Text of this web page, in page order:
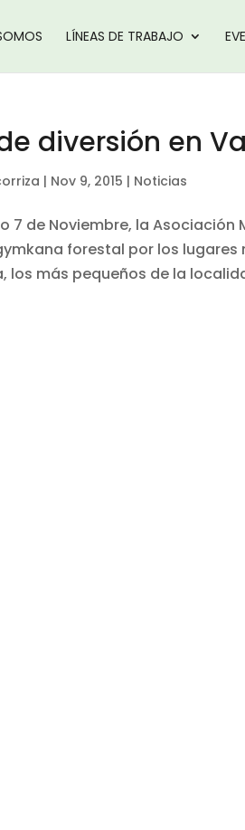
LÍNEAS DE TRABAJO
diversión en
| Nov 9, 2015 | Noticias
7 de Noviembre, la Asociación
forestal por los lugares
los más pequeños de la